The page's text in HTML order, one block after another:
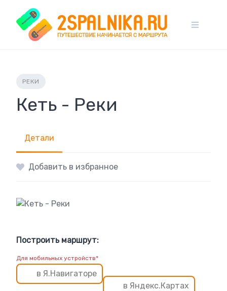
content
РЕКИ
Кеть - Реки
Детали
Добавить в избранное
Построить маршрут:
Для мобильных устройств*
в Я.Навигаторе
в Яндекс.Картах